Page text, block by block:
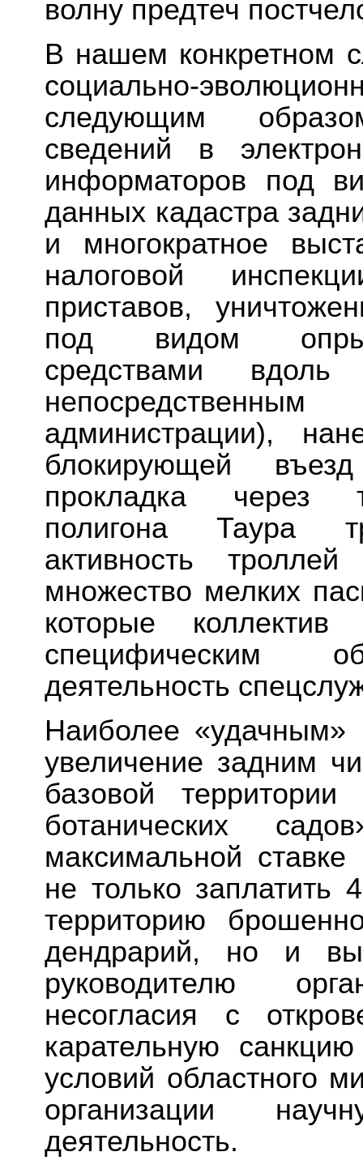
волну предтеч
В нашем конкретном
социально-
следующим
сведений в
информаторов под
данных кадастра
и многократное
налоговой
приставов,
под видом
средствами
администрации),
блокирующей
прокладка через
полигона Таура
активность
множество мелких
которые
специфическим
деятельность
Наиболее «удачным»
увеличение задним
базовой
ботанических
максимальной
не только заплатить
территорию
дендрарий, но и
руководителю
несогласия с
карательную
условий областного
организации
деятельность.